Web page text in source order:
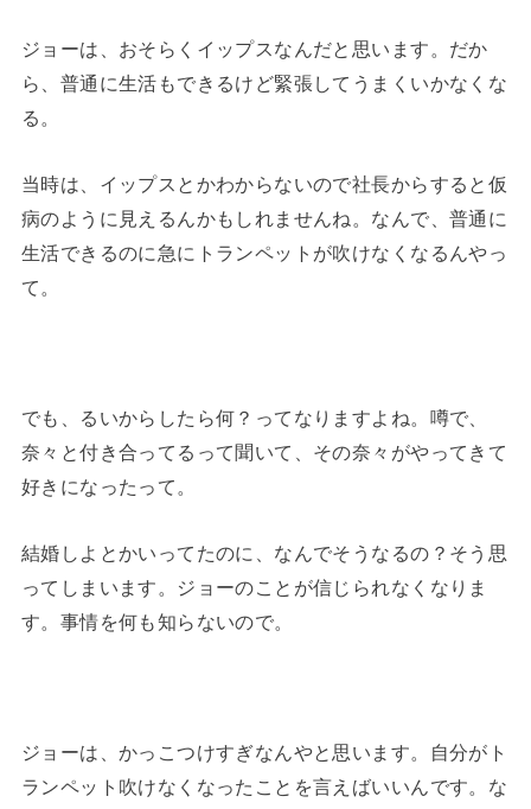
ジョーは、おそらくイップスなんだと思います。だか
ら、普通に生活もできるけど緊張してうまくいかなくな
る。
当時は、イップスとかわからないので社長からすると仮
病のように見えるんかもしれませんね。なんで、普通に
生活できるのに急にトランペットが吹けなくなるんやっ
て。
でも、るいからしたら何？ってなりますよね。噂で、
奈々と付き合ってるって聞いて、その奈々がやってきて
好きになったって。
結婚しよとかいってたのに、なんでそうなるの？そう思
ってしまいます。ジョーのことが信じられなくなりま
す。事情を何も知らないので。
ジョーは、かっこつけすぎなんやと思います。自分がト
ランペット吹けなくなったことを言えばいいんです。な